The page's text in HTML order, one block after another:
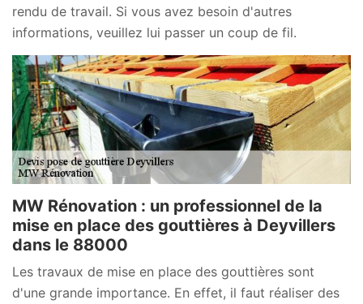
rendu de travail. Si vous avez besoin d'autres
informations, veuillez lui passer un coup de fil.
MW Rénovation : un professionnel de la
mise en place des gouttières à Deyvillers
dans le 88000
Les travaux de mise en place des gouttières sont
d'une grande importance. En effet, il faut réaliser des